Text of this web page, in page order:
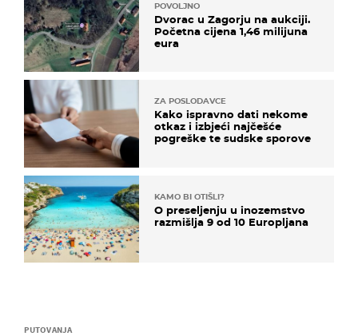
PUTOVANJA
POVOLJNO
Dvorac u Zagorju na aukciji.
Početna cijena 1,46 milijuna
eura
ZA POSLODAVCE
Kako ispravno dati nekome
otkaz i izbjeći najčešće
pogreške te sudske sporove
KAMO BI OTIŠLI?
O preseljenju u inozemstvo
razmišlja 9 od 10 Europljana